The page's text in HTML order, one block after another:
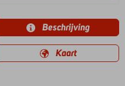
Beschrijving
Kaart